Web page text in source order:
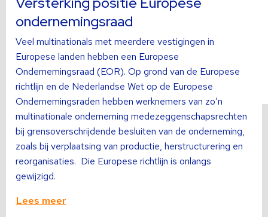
ondernemingsraad
Veel multinationals met meerdere vestigingen in
Europese landen hebben een Europese
Ondernemingsraad (EOR). Op grond van de Europese
richtlijn en de Nederlandse Wet op de Europese
Ondernemingsraden hebben werknemers van zo’n
multinationale onderneming medezeggenschapsrechten
bij grensoverschrijdende besluiten van de onderneming,
zoals bij verplaatsing van productie, herstructurering en
reorganisaties. Die Europese richtlijn is onlangs
gewijzigd.
Lees meer